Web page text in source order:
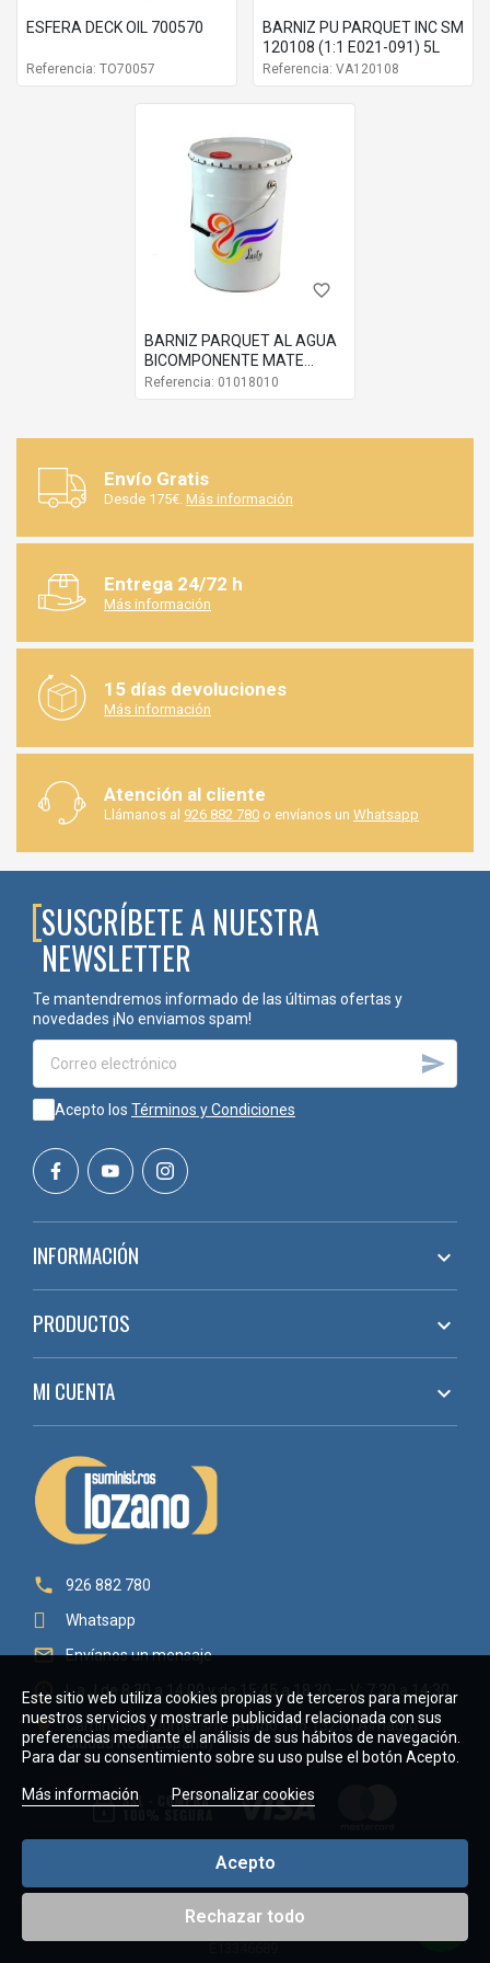
ESFERA DECK OIL 700570
Referencia: TO70057
BARNIZ PU PARQUET INC SM
120108 (1:1 E021-091) 5L
Referencia: VA120108
favorite_border
BARNIZ PARQUET AL AGUA
BICOMPONENTE MATE
INTENSO WMT2809R 5L
Referencia: 01018010
Envío Gratis
Desde 175€. Más información
Entrega 24/72 h
Más información
15 días devoluciones
Más información
Atención al cliente
Llámanos al 926 882 780 o envíanos un Whatsapp
SUSCRÍBETE A NUESTRA
NEWSLETTER
Te mantendremos informado de las últimas ofertas y
novedades ¡No enviamos spam!

Acepto los Términos y Condiciones
INFORMACIÓN 
PRODUCTOS 
MI CUENTA 

926 882 780
Whatsapp
 Envíanos un mensaje
 L a J de 8:30 a 14:00 y de 15:45 a 18:30 — V: 7:30 a 14:30

Camino San Jorge, s/n - Aptdo 106 13270 Almagro -
Ciudad Real (España)
Este sitio web utiliza cookies propias y de terceros para mejorar
nuestros servicios y mostrarle publicidad relacionada con sus
preferencias mediante el análisis de sus hábitos de navegación.
Para dar su consentimiento sobre su uso pulse el botón Acepto.
Más información Personalizar cookies
Rechazar todo
Acepto